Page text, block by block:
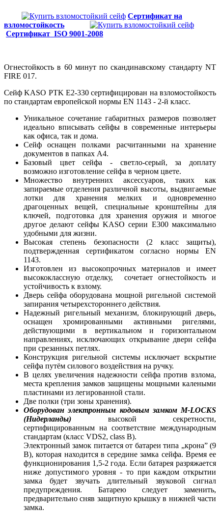
Сертификат на
взломостойкость
Сертификат ISO 9001-2008
Огнестойкость в 60 минутпо скандинавскому стандарту NT
FIRE 017.
СейфKASO PTK E2-330 сертифицирован на взломостойкость
по стандартам европейской нормы EN 1143 - 2-й класс.
Уникальное сочетание габаритных размеров позволяет
идеально вписывать сейфы в современные интерьеры
как офиса, так и дома.
Сейф оснащен полками расчитанными на хранение
документов в папках A4.
Базовый цвет сейфа - светло-серый, за доплату
возможно изготовление сейфа в черном цвете.
Множество внутренних аксессуаров, таких как
запираемые отделения различной высоты, выдвигаемые
лотки для хранения мелких и одновременно
драгоценных вещей, специальные кронштейны для
ключей, подготовка для хранения оружия и многое
другое делают сейфы KASO серии E300 максимально
удобными для жизни.
Высокая степень безопасности (2 класс защиты),
подтвержденная сертификатом согласно нормы EN
1143.
Изготовлен из высокопрочных материалов и имеет
высококлассную отделку, сочетает огнестойкость и
устойчивость к взлому.
Дверь сейфа оборудована мощной ригельной системой
запирания четырехстороннего действия.
Надежный ригельный механизм, блокирующий дверь,
оснащен хромированными активными ригелями,
действующими в вертикальном и горизонтальном
направлениях, исключающих открывание двери сейфа
при срезанных петлях.
Конструкция ригельной системы исключает вскрытие
сейфа путём силового воздействия на ручку.
В целях увеличения надежности сейфа против взлома,
места крепления замков защищены мощными калеными
пластинами из легированной стали.
Две полки (три зоны хранения).
Оборудованэлектронным кодовым замком M-LOCKS
(Нидерланды) высокой секретности,
сертифицированным на соответствие международным
стандартам (класс VDS2, class B).
Электронный замок питается от батареи типа „крона” (9
В), которая находится в середине замка сейфа. Время ее
функционирования 1,5-2 года. Если батарея разряжается
ниже допустимого уровня - то при каждом открытии
замка будет звучать длительный звуковой сигнал
предупреждения. Батарею следует заменить,
предварительно сняв защитную крышку в нижней части
замка.